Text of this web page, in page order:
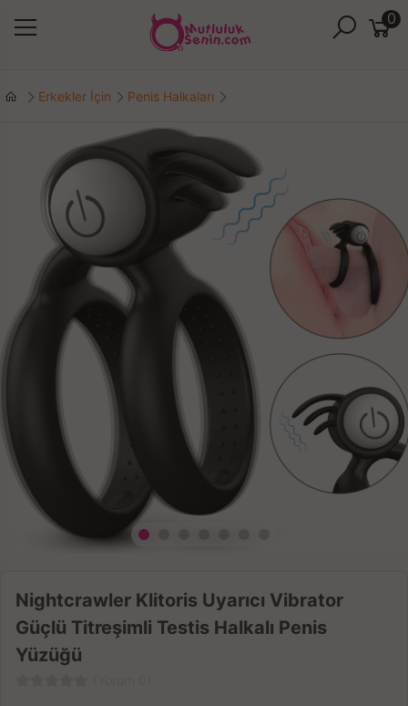
0
Erkekler İçin Penis Halkaları
Nightcrawler Klitoris Uyarıcı Vibrator
Güçlü Titreşimli Testis Halkalı Penis
Yüzüğü